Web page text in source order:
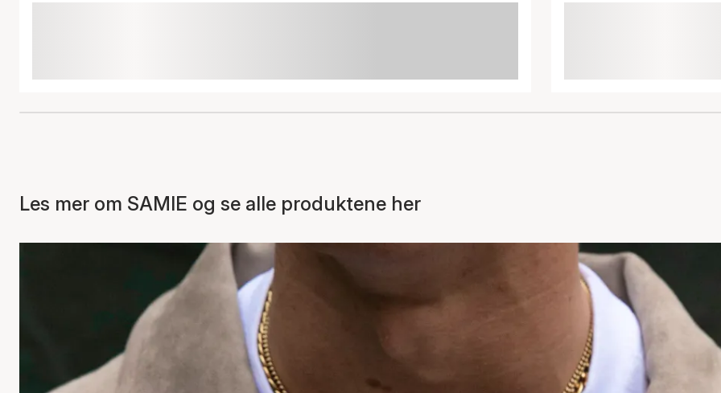
Les mer om SAMIE og se alle produktene her